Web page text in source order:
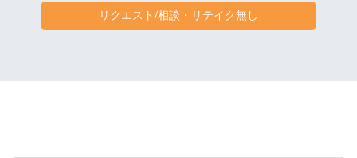
リクエスト/相談・リテイク無し